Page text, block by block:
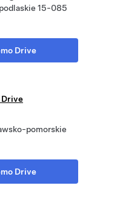
15-085
Drive
Drive
pomorskie
Drive